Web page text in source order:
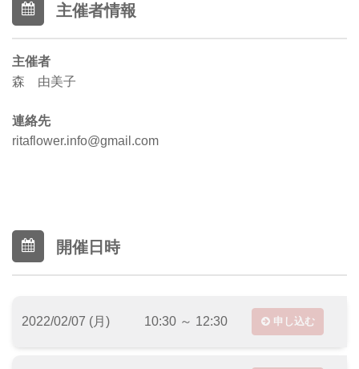
主催者情報
主催者
森 由美子
連絡先
ritaflower.info@gmail.com
開催日時
2022/02/07 (月) 10:30 ～ 12:30 申し込む